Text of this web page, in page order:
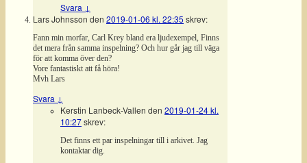
Svara ↓
Lars Johnsson den 2019-01-06 kl. 22:35 skrev:
Fann min morfar, Carl Krey bland era ljudexempel, Finns
det mera från samma inspelning? Och hur går jag till väga
för att komma över den?
Vore fantastiskt att få höra!
Mvh Lars
Svara ↓
Kerstin Lanbeck-Vallen den 2019-01-24 kl.
10:27skrev:
Det finns ett par inspelningar till i arkivet. Jag
kontaktar dig.